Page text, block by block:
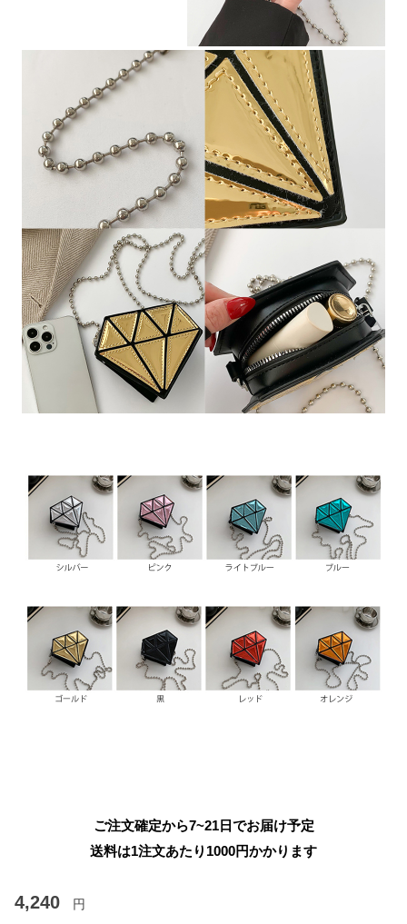
ご注文確定から7~21日でお届け予定
送料は1注文あたり 1000円かかります
4,240 円